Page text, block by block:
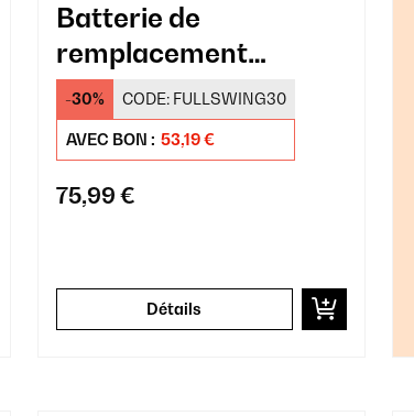
Batterie de
remplacement
LARMA pour
aspirateur
-30% CODE: FULLSWING30
AVEC BON : 53,19 €
75,99 €
Détails